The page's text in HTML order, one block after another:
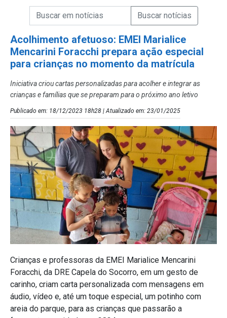
Campo de Busca de Notícias
Campo de Busca de informaçõesEnviar a Busca de Notícias
Acolhimento afetuoso: EMEI Marialice
Mencarini Foracchi prepara ação especial
para crianças no momento da matrícula
Iniciativa criou cartas personalizadas para acolher e integrar as
crianças e famílias que se preparam para o próximo ano letivo
Publicado em: 18/12/2023 18h28 | Atualizado em: 23/01/2025
Crianças e professoras da EMEI Marialice Mencarini
Foracchi, da DRE Capela do Socorro, em um gesto de
carinho, criam carta personalizada com mensagens em
áudio, vídeo e, até um toque especial, um potinho com
areia do parque, para as crianças que passarão a